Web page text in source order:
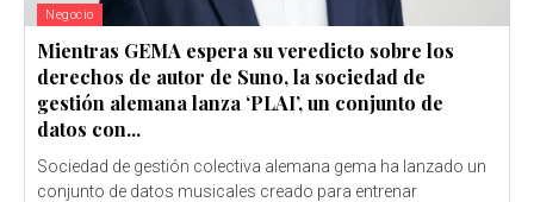
Negocio
Mientras GEMA espera su veredicto sobre los
derechos de autor de Suno, la sociedad de
gestión alemana lanza ‘PLAI’, un conjunto de
datos con...
Sociedad de gestión colectiva alemana gema ha lanzado un
conjunto de datos musicales creado para entrenar